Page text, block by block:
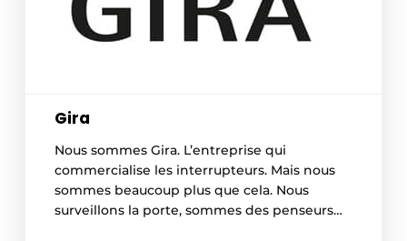
Gira
Nous sommes Gira. L’entreprise qui
commercialise les interrupteurs. Mais nous
sommes beaucoup plus que cela. Nous
surveillons la porte, sommes des penseurs